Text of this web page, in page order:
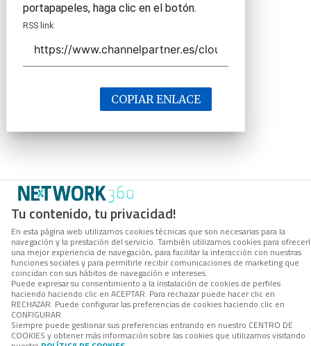
Tu contenido, tu privacidad!
En esta página web utilizamos cookies técnicas que son necesarias para la
navegación y la prestación del servicio. También utilizamos cookies para
una mejor experiencia de navegación, para facilitar la interacción con nuestras
funciones sociales y para permitirle recibir comunicaciones de marketing que
coincidan con sus hábitos de navegación e intereses.
Puede expresar su consentimiento a la instalación de cookies de perfiles
haciendo haciendo clic en ACEPTAR. Para rechazar puede hacer clic en
RECHAZAR. Puede configurar las preferencias de cookies haciendo clic en
CONFIGURAR.
Siempre puede gestionar sus preferencias entrando en nuestro CENTRO DE
COOKIES y obtener más información sobre las cookies que utilizamos visitando
portapapeles, haga clic en el botón.
RSS link
COPIAR ENLACE